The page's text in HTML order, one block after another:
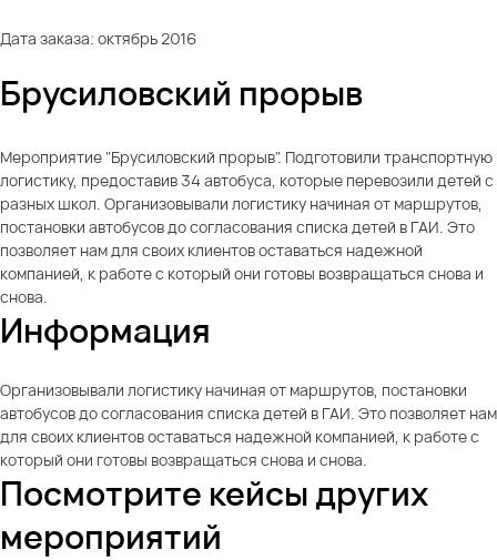
Дата заказа: октябрь 2016
Брусиловский прорыв
Мероприятие "Брусиловский прорыв". Подготовили транспортную
логистику, предоставив 34 автобуса, которые перевозили детей с
разных школ. Организовывали логистику начиная от маршрутов,
постановки автобусов до согласования списка детей в ГАИ. Это
позволяет нам для своих клиентов оставаться надежной
компанией, к работе с который они готовы возвращаться снова и
снова.
Информация
Организовывали логистику начиная от маршрутов, постановки
автобусов до согласования списка детей в ГАИ. Это позволяет нам
для своих клиентов оставаться надежной компанией, к работе с
который они готовы возвращаться снова и снова.
Посмотрите кейсы других
мероприятий